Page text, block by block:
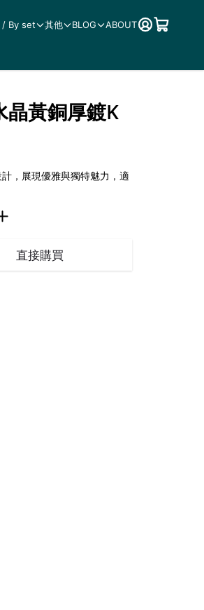
/ By set 其他 BLOG ABOUT
晶黃銅厚鍍K
，展現優雅與獨特魅力，適
直接購買